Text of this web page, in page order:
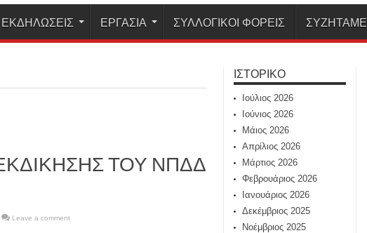
ΕΚΔΗΛΏΣΕΙΣ ΕΡΓΑΣΊΑ ΣΥΛΛΟΓΙΚΟΙ ΦΟΡΕΙΣ ΣΥΖΗΤΑΜΕ
ΤΟΥ ΝΠΔΔ
Leave a comment
ΙΣΤΟΡΙΚΌ
Ιούλιος 2026
Ιούνιος 2026
Μάιος 2026
Απρίλιος 2026
Μάρτιος 2026
Φεβρουάριος 2026
Ιανουάριος 2026
Δεκέμβριος 2025
Νοέμβριος 2025